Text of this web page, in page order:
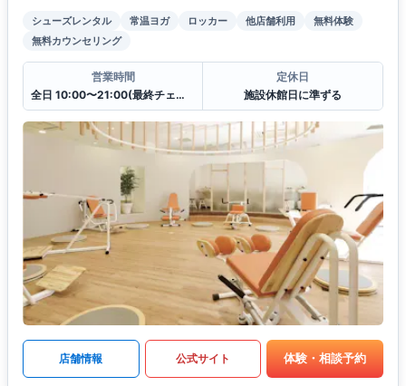
シューズレンタル 常温ヨガ ロッカー 他店舗利用
無料体験
無料カウンセリング
営業時間
全日 10:00〜21:00(最終チェックイン20:30)
定休日
施設休館日に準ずる
店舗情報 公式サイト 体験・相談予約